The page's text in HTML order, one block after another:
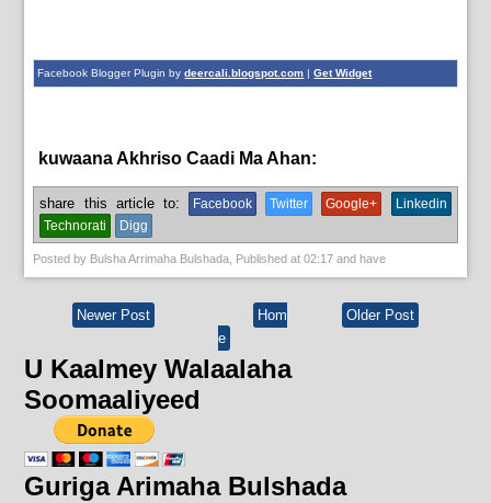
Facebook Blogger Plugin bydeercali.blogspot.com |Get Widget
kuwaana Akhriso Caadi Ma Ahan:
share this article to: Facebook Twitter Google+
Linkedin
Technorati
Digg
Posted by Bulsha Arrimaha Bulshada , Published at02:17 and have
Newer Post Older Post
Hom
e
U Kaalmey Walaalaha
Soomaaliyeed
Guriga Arimaha Bulshada